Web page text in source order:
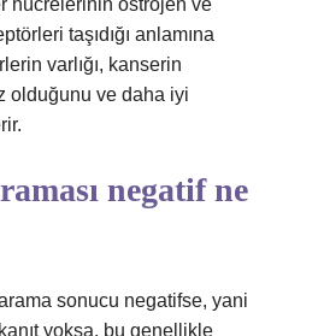
hücrelerinin östrojen ve
taşıdığı anlamına
varlığı, kanserin
olduğunu ve daha iyi
negatif ne
sonucu negatifse, yani
yoksa, bu genellikle